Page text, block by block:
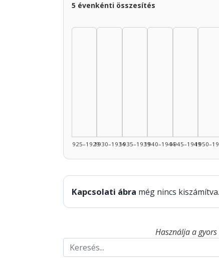
5 évenkénti összesítés
1925–19291930–19341935–19391940–19441945–1949
Kapcsolati ábra még nincs kiszámítva.
Használja a